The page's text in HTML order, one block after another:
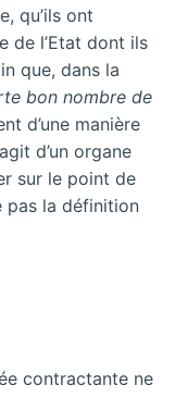
qu’ils ont
de l’Etat dont ils
que, dans la
bon nombre de
d’une manière
d’un organe
sur le point de
pas la définition
contractante ne